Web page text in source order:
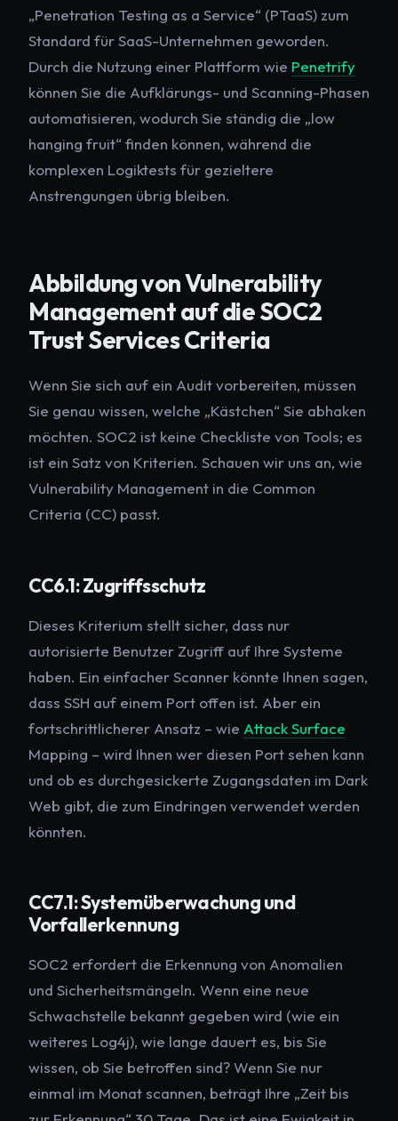
„Penetration Testing as a Service“ (PTaaS) zum
Standard für SaaS-Unternehmen geworden.
Durch die Nutzung einer Plattform wie Penetrify
können Sie die Aufklärungs- und Scanning-Phasen
automatisieren, wodurch Sie ständig die „low
hanging fruit“ finden können, während die
komplexen Logiktests für gezieltere
Anstrengungen übrig bleiben.
Abbildung von Vulnerability
Management auf die SOC2
Trust Services Criteria
Wenn Sie sich auf ein Audit vorbereiten, müssen
Sie genau wissen, welche „Kästchen“ Sie abhaken
möchten. SOC2 ist keine Checkliste von Tools; es
ist ein Satz von Kriterien. Schauen wir uns an, wie
Vulnerability Management in die Common
Criteria (CC) passt.
CC6.1: Zugriffsschutz
Dieses Kriterium stellt sicher, dass nur
autorisierte Benutzer Zugriff auf Ihre Systeme
haben. Ein einfacher Scanner könnte Ihnen sagen,
dass SSH auf einem Port offen ist. Aber ein
fortschrittlicherer Ansatz – wie Attack Surface
Mapping – wird Ihnen wer diesen Port sehen kann
und ob es durchgesickerte Zugangsdaten im Dark
Web gibt, die zum Eindringen verwendet werden
könnten.
CC7.1: Systemüberwachung und
Vorfallerkennung
SOC2 erfordert die Erkennung von Anomalien
und Sicherheitsmängeln. Wenn eine neue
Schwachstelle bekannt gegeben wird (wie ein
weiteres Log4j), wie lange dauert es, bis Sie
wissen, ob Sie betroffen sind? Wenn Sie nur
einmal im Monat scannen, beträgt Ihre „Zeit bis